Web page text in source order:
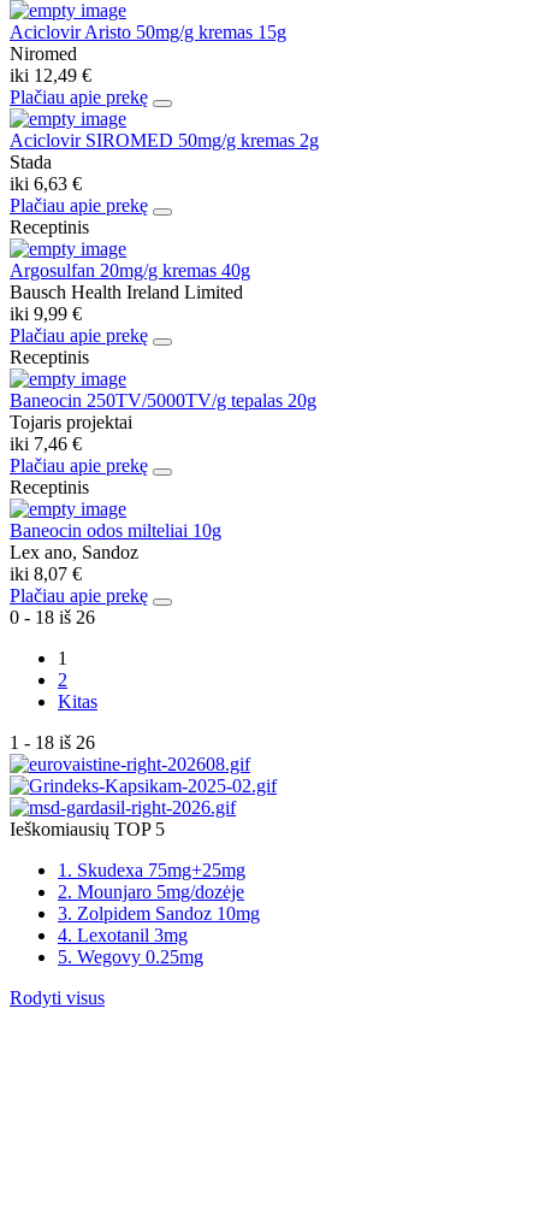
Aciclovir Aristo 50mg/g kremas 15g
Niromed
iki 12,49 €
Plačiau apie prekę
Aciclovir SIROMED 50mg/g kremas 2g
Stada
iki 6,63 €
Plačiau apie prekę
Receptinis
Argosulfan 20mg/g kremas 40g
Bausch Health Ireland Limited
iki 9,99 €
Plačiau apie prekę
Receptinis
Baneocin 250TV/5000TV/g tepalas 20g
Tojaris projektai
iki 7,46 €
Plačiau apie prekę
Receptinis
Baneocin odos milteliai 10g
Lex ano, Sandoz
iki 8,07 €
Plačiau apie prekę
0 - 18 iš 26
1
2
Kitas
1 - 18 iš 26
Ieškomiausių TOP 5
1. Skudexa 75mg+25mg
2. Mounjaro 5mg/dozėje
3. Zolpidem Sandoz 10mg
4. Lexotanil 3mg
5. Wegovy 0.25mg
Rodyti visus